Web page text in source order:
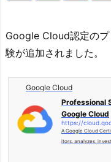
Google Cloud認定の
験が追加されました。
Google Cloud
Professional
Google Cloud
A Google Cloud
itors, analyzes,